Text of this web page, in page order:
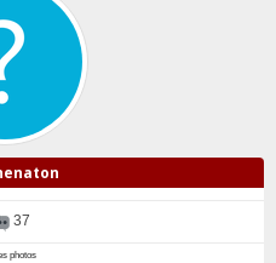
37
photos